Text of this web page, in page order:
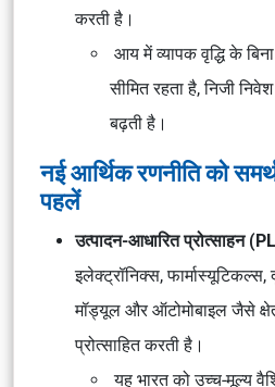
करती है।
आय में व्यापक वृद्धि के
सीमित रहता है, निजी
बढ़ती है।
नई आर्थिक रणनीति को
पहलें
उत्पादन-आधारित प्रोत्साहन
इलेक्ट्रॉनिक्स,
मॉड्यूल और ऑटोमोबाइल जैसे
प्रोत्साहित करती है।
यह भारत को उच्च-मूल्य